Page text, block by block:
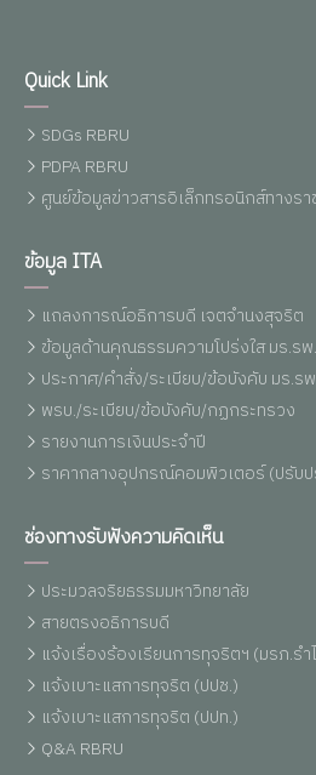
Quick Link
SDGs RBRU
PDPA RBRU
ศูนย์ข้อมูลข่าวสารอิเล็กทรอนิกส์ทางรา
ข้อมูล ITA
แถลงการณ์อธิการบดี เจตจำนงสุจริต
ข้อมูลด้านคุณธรรมความโปร่งใส มร.รพ.
ประกาศ/คำสั่ง/ระเบียบ/ข้อบังคับ มร.ร
พรบ./ระเบียบ/ข้อบังคับ/กฏกระทรวง
รายงานการเงินประจำปี
ราคากลางอุปกรณ์คอมพิวเตอร์ (ปรับ
ช่องทางรับฟังความคิดเห็น
ประมวลจริยธรรมมหาวิทยาลัย
สายตรงอธิการบดี
แจ้งเรื่องร้องเรียนการทุจริตฯ (มรภ.ร
แจ้งเบาะแสการทุจริต (ปปช.)
แจ้งเบาะแสการทุจริต (ปปท.)
Q&A RBRU